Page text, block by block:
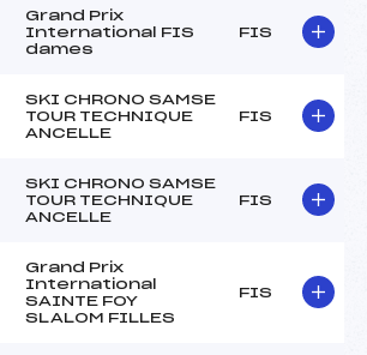
Grand Prix
International FIS
dames
FIS
SKI CHRONO SAMSE
TOUR TECHNIQUE
ANCELLE
FIS
SKI CHRONO SAMSE
TOUR TECHNIQUE
ANCELLE
FIS
Grand Prix
International
SAINTE FOY
SLALOM FILLES
FIS